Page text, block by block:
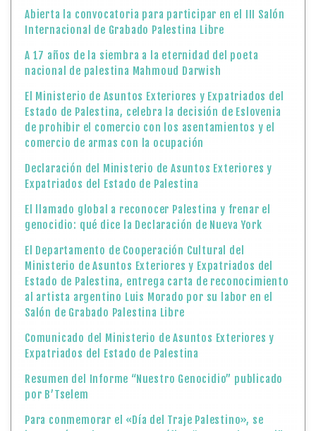
Abierta la convocatoria para participar en el III Salón
Internacional de Grabado Palestina Libre
A 17 años de la siembra a la eternidad del poeta
nacional de palestina Mahmoud Darwish
El Ministerio de Asuntos Exteriores y Expatriados del
Estado de Palestina, celebra la decisión de Eslovenia
de prohibir el comercio con los asentamientos y el
comercio de armas con la ocupación
Declaración del Ministerio de Asuntos Exteriores y
Expatriados del Estado de Palestina
El llamado global a reconocer Palestina y frenar el
genocidio: qué dice la Declaración de Nueva York
El Departamento de Cooperación Cultural del
Ministerio de Asuntos Exteriores y Expatriados del
Estado de Palestina, entrega carta de reconocimiento
al artista argentino Luis Morado por su labor en el
Salón de Grabado Palestina Libre
Comunicado del Ministerio de Asuntos Exteriores y
Expatriados del Estado de Palestina
Resumen del Informe “Nuestro Genocidio” publicado
por B’Tselem
Para conmemorar el «Día del Traje Palestino», se